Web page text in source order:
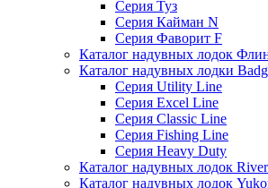
Серия Туз
Серия Кайман N
Серия Фаворит F
Каталог надувных лодок
Каталог надувных лодки
Серия Utility Line
Серия Excel Line
Серия Classic Line
Серия Fishing Line
Серия Heavy Duty
Каталог надувных лодок
Каталог надувных лодок